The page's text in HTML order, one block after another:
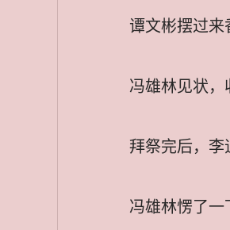
谭文彬摆过
冯雄林见状，
拜祭完后，李
冯雄林愣了一